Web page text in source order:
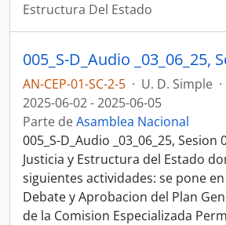
Estructura Del Estado
AN-CEP-01-SC-2-5 · U. D. Simple ·
2025-06-02 - 2025-06-05
Parte deAsamblea Nacional
005_S-D_Audio _03_06_25, Sesion
Justicia y Estructura del Estado
siguientes actividades: se pone
Debate y Aprobacion del Plan
de la Comision Especializada